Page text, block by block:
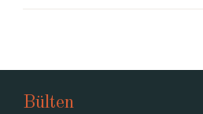
Bülten